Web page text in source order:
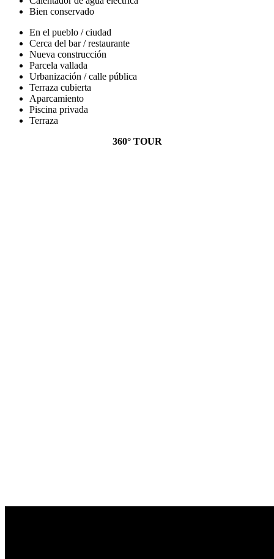
Bien conservado
En el pueblo / ciudad
Cerca del bar / restaurante
Nueva construcción
Parcela vallada
Urbanización / calle pública
Terraza cubierta
Aparcamiento
Piscina privada
Terraza
360° TOUR